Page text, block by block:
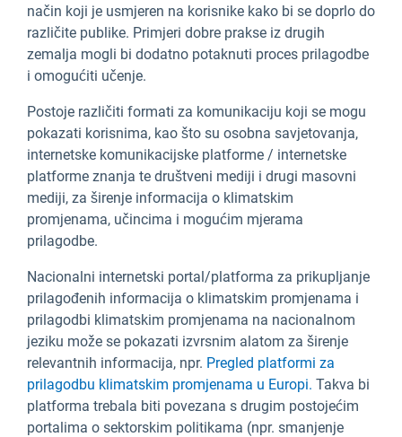
način koji je usmjeren na korisnike kako bi se doprlo do
različite publike. Primjeri dobre prakse iz drugih
zemalja mogli bi dodatno potaknuti proces prilagodbe
i omogućiti učenje.
Postoje različiti formati za komunikaciju koji se mogu
pokazati korisnima, kao što su osobna savjetovanja,
internetske komunikacijske platforme / internetske
platforme znanja te društveni mediji i drugi masovni
mediji, za širenje informacija o klimatskim
promjenama, učincima i mogućim mjerama
prilagodbe.
Nacionalni internetski portal/platforma za prikupljanje
prilagođenih informacija o klimatskim promjenama i
prilagodbi klimatskim promjenama na nacionalnom
jeziku može se pokazati izvrsnim alatom za širenje
relevantnih informacija, npr. Pregled platformi za
prilagodbu klimatskim promjenama u Europi. Takva bi
platforma trebala biti povezana s drugim postojećim
portalima o sektorskim politikama (npr. smanjenje